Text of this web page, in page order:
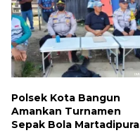
Polsek Kota Bangun
Amankan Turnamen
Sepak Bola Martadipura